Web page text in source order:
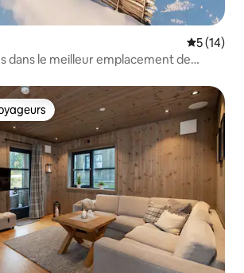
5 (14)
dans le meilleur emplacement de